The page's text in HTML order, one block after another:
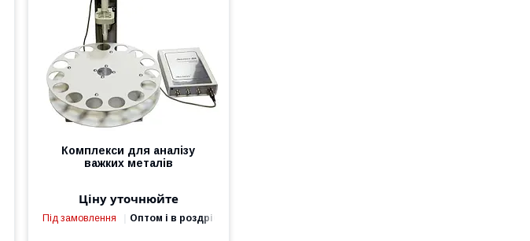
Комплекси для аналізу
важких металів
Ціну уточнюйте
Під замовлення Оптом і в роздріб